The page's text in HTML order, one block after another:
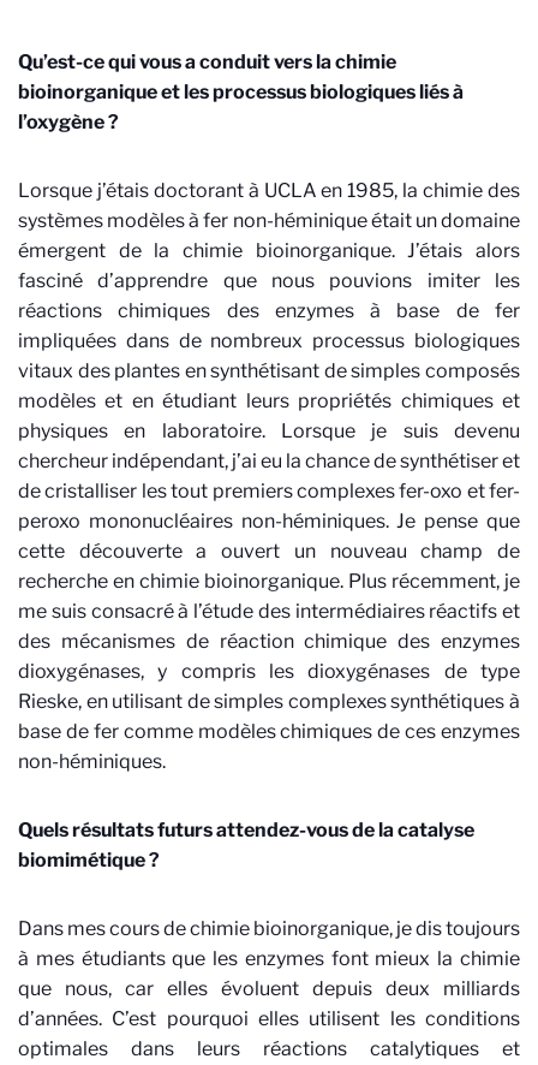
Qu’est-ce qui vous a conduit vers la chimie
bioinorganique et les processus biologiques liés à
l’oxygène ?
Lorsque j’étais doctorant à UCLA en 1985, la chimie des
systèmes modèles à fer non-héminique était un domaine
émergent de la chimie bioinorganique. J’étais alors
fasciné d’apprendre que nous pouvions imiter les
réactions chimiques des enzymes à base de fer
impliquées dans de nombreux processus biologiques
vitaux des plantes en synthétisant de simples composés
modèles et en étudiant leurs propriétés chimiques et
physiques en laboratoire. Lorsque je suis devenu
chercheur indépendant, j’ai eu la chance de synthétiser et
de cristalliser les tout premiers complexes fer-oxo et fer-
peroxo mononucléaires non-héminiques. Je pense que
cette découverte a ouvert un nouveau champ de
recherche en chimie bioinorganique. Plus récemment, je
me suis consacré à l’étude des intermédiaires réactifs et
des mécanismes de réaction chimique des enzymes
dioxygénases, y compris les dioxygénases de type
Rieske, en utilisant de simples complexes synthétiques à
base de fer comme modèles chimiques de ces enzymes
non-héminiques.
Quels résultats futurs attendez-vous de la catalyse
biomimétique ?
Dans mes cours de chimie bioinorganique, je dis toujours
à mes étudiants que les enzymes font mieux la chimie
que nous, car elles évoluent depuis deux milliards
d’années. C’est pourquoi elles utilisent les conditions
optimales dans leurs réactions catalytiques et